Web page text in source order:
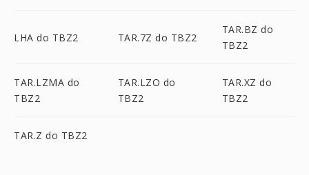
LHA do TBZ2 TAR.7Z do TBZ2
TAR.BZ do
TBZ2
TAR.LZMA do
TBZ2
TAR.LZO do
TBZ2
TAR.XZ do
TBZ2
TAR.Z do TBZ2